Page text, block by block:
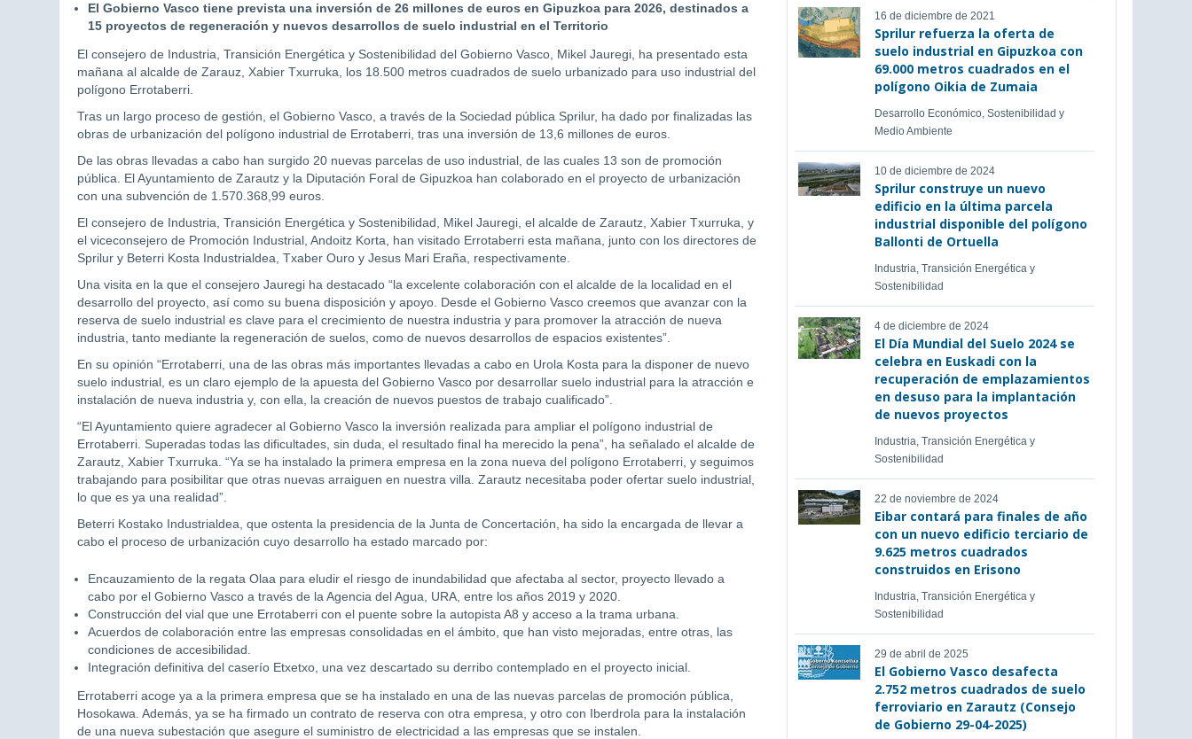
El Gobierno Vasco tiene prevista una inversión de 26 millones de euros en Gipuzkoa para 2026, destinados a
15 proyectos de regeneración y nuevos desarrollos de suelo industrial en el Territorio
El consejero de Industria, Transición Energética y Sostenibilidad del Gobierno Vasco, Mikel Jauregi, ha presentado esta
mañana al alcalde de Zarauz, Xabier Txurruka, los 18.500 metros cuadrados de suelo urbanizado para uso industrial del
polígono Errotaberri.
Tras un largo proceso de gestión, el Gobierno Vasco, a través de la Sociedad pública Sprilur, ha dado por finalizadas las
obras de urbanización del polígono industrial de Errotaberri, tras una inversión de 13,6 millones de euros.
De las obras llevadas a cabo han surgido 20 nuevas parcelas de uso industrial, de las cuales 13 son de promoción
pública. El Ayuntamiento de Zarautz y la Diputación Foral de Gipuzkoa han colaborado en el proyecto de urbanización
con una subvención de 1.570.368,99 euros.
El consejero de Industria, Transición Energética y Sostenibilidad, Mikel Jauregi, el alcalde de Zarautz, Xabier Txurruka, y
el viceconsejero de Promoción Industrial, Andoitz Korta, han visitado Errotaberri esta mañana, junto con los directores de
Sprilur y Beterri Kosta Industrialdea, Txaber Ouro y Jesus Mari Eraña, respectivamente.
Una visita en la que el consejero Jauregi ha destacado “la excelente colaboración con el alcalde de la localidad en el
desarrollo del proyecto, así como su buena disposición y apoyo. Desde el Gobierno Vasco creemos que avanzar con la
reserva de suelo industrial es clave para el crecimiento de nuestra industria y para promover la atracción de nueva
industria, tanto mediante la regeneración de suelos, como de nuevos desarrollos de espacios existentes”.
En su opinión “Errotaberri, una de las obras más importantes llevadas a cabo en Urola Kosta para la disponer de nuevo
suelo industrial, es un claro ejemplo de la apuesta del Gobierno Vasco por desarrollar suelo industrial para la atracción e
instalación de nueva industria y, con ella, la creación de nuevos puestos de trabajo cualificado”.
“El Ayuntamiento quiere agradecer al Gobierno Vasco la inversión realizada para ampliar el polígono industrial de
Errotaberri. Superadas todas las dificultades, sin duda, el resultado final ha merecido la pena”, ha señalado el alcalde de
Zarautz, Xabier Txurruka. “Ya se ha instalado la primera empresa en la zona nueva del polígono Errotaberri, y seguimos
trabajando para posibilitar que otras nuevas arraiguen en nuestra villa. Zarautz necesitaba poder ofertar suelo industrial,
lo que es ya una realidad”.
Beterri Kostako Industrialdea, que ostenta la presidencia de la Junta de Concertación, ha sido la encargada de llevar a
cabo el proceso de urbanización cuyo desarrollo ha estado marcado por:
Encauzamiento de la regata Olaa para eludir el riesgo de inundabilidad que afectaba al sector, proyecto llevado a
cabo por el Gobierno Vasco a través de la Agencia del Agua, URA, entre los años 2019 y 2020.
Construcción del vial que une Errotaberri con el puente sobre la autopista A8 y acceso a la trama urbana.
Acuerdos de colaboración entre las empresas consolidadas en el ámbito, que han visto mejoradas, entre otras, las
condiciones de accesibilidad.
Integración definitiva del caserío Etxetxo, una vez descartado su derribo contemplado en el proyecto inicial.
Errotaberri acoge ya a la primera empresa que se ha instalado en una de las nuevas parcelas de promoción pública,
Hosokawa. Además, ya se ha firmado un contrato de reserva con otra empresa, y otro con Iberdrola para la instalación
de una nueva subestación que asegure el suministro de electricidad a las empresas que se instalen.
16 de diciembre de 2021
Sprilur refuerza la oferta de
suelo industrial en Gipuzkoa con
69.000 metros cuadrados en el
polígono Oikia de Zumaia
Desarrollo Económico, Sostenibilidad y
Medio Ambiente
10 de diciembre de 2024
Sprilur construye un nuevo
edificio en la última parcela
industrial disponible del polígono
Ballonti de Ortuella
Industria, Transición Energética y
Sostenibilidad
4 de diciembre de 2024
El Día Mundial del Suelo 2024 se
celebra en Euskadi con la
recuperación de emplazamientos
en desuso para la implantación
de nuevos proyectos
Industria, Transición Energética y
Sostenibilidad
22 de noviembre de 2024
Eibar contará para finales de año
con un nuevo edificio terciario de
9.625 metros cuadrados
construidos en Erisono
Industria, Transición Energética y
Sostenibilidad
29 de abril de 2025
El Gobierno Vasco desafecta
2.752 metros cuadrados de suelo
ferroviario en Zarautz (Consejo
de Gobierno 29-04-2025)